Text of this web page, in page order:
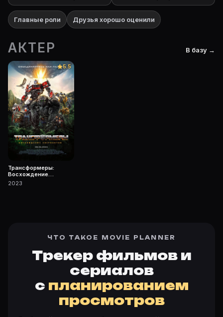
Главные роли Друзья хорошо оценили
АКТЕР В базу →
5.5
Трансформеры:
Восхождение
Звероботов
2023
ЧТО ТАКОЕ MOVIE PLANNER
Трекер фильмов и
сериалов
с планированием
просмотров